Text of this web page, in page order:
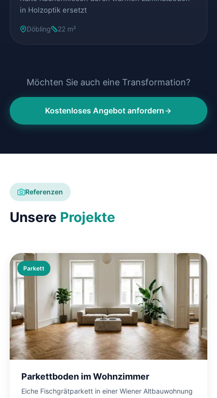
in Holzoptik ersetzt
Döbling 22 m²
Möchten Sie auch eine Transformation?
Kostenloses Angebot anfordern
Referenzen
Unsere Projekte
Parkett
Parkettboden im Wohnzimmer
Eiche Fischgrätparkett in einer Wiener Altbauwohnung